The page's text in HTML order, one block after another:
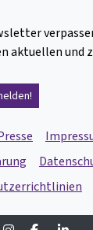
aktuellen und